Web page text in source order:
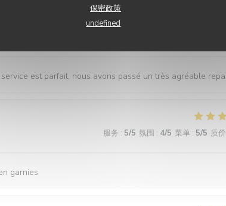
保密政策
undefined
est parfait, nous avons passé un très agréable
服务 : 5/5 氛围 : 4/5 菜单 : 5/5 质
garnies